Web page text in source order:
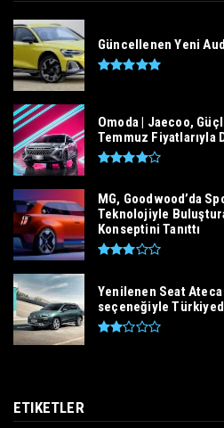
Güncellenen Yeni
Omoda | Jaecoo,
Temmuz Fiyatlarıyla
MG, Goodwood’da
Teknolojiyle
Konseptini Tanıttı
Yenilenen Seat Ateca
seçeneğiyle
ETIKETLER